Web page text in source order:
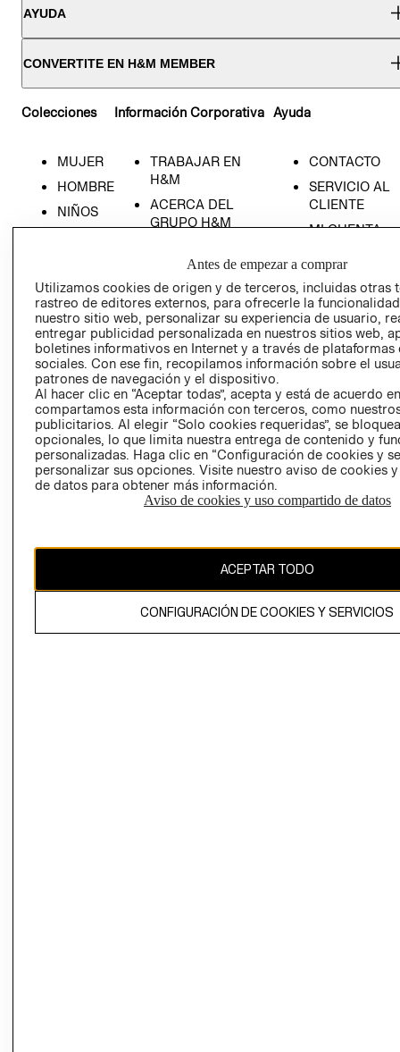
AYUDA
CONVERTITE EN H&M MEMBER
Colecciones
MUJER
HOMBRE
NIÑOS
Información Corporativa
TRABAJAR EN
H&M
ACERCA DEL
GRUPO H&M
SOCIAL
PRENSA
RELACIÓN CON
INVERSIONISTAS
POLÍTICA
EMPRESARIAL
Ayuda
CONTACTO
SERVICIO AL
CLIENTE
MI CUENTA
TIENDAS
- RETIRO EN
TIENDA
TÉRMINOS Y
AVISO DE
PRIVACIDAD
GIFT CARD
AVISO DE
Antes de empezar a comprar
Utilizamos cookies de origen y de terceros, incluidas otras
rastreo de editores externos, para ofrecerle la
nuestro sitio web, personalizar su experiencia de usuario,
entregar publicidad personalizada en nuestros sitios web,
boletines informativos en Internet y a través de plataformas
sociales. Con ese fin, recopilamos información sobre el
patrones de navegación y el dispositivo.
Al hacer clic en “Aceptar todas”, acepta y está de acuerdo
compartamos esta información con terceros, como
publicitarios. Al elegir “Solo cookies requeridas”, se
opcionales, lo que limita nuestra entrega de contenido y
personalizadas. Haga clic en “Configuración de cookies y
personalizar sus opciones. Visite nuestro aviso de cookies
de datos para obtener más información.
Aviso de cookies y uso compartido de datos
ACEPTAR TODO
CONFIGURACIÓN DE COOKIES Y SERVICIOS